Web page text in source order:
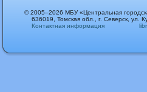
© 2005–2026 МБУ «Центральная
636019, Томская обл., г. Северск, ул.
Контактная информация